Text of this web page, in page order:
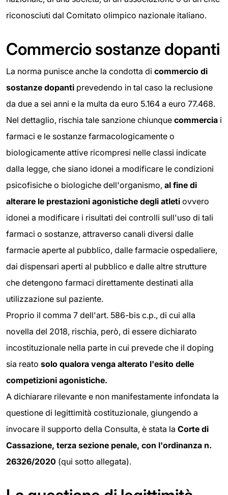
riconosciuti dal Comitato olimpico nazionale italiano.
Commercio sostanze dopanti
La norma punisce anche la condotta di commercio di
sostanze dopanti prevedendo in tal caso la reclusione
da due a sei anni e la multa da euro 5.164 a euro 77.468.
Nel dettaglio, rischia tale sanzione chiunque commercia i
farmaci e le sostanze farmacologicamente o
biologicamente attive ricompresi nelle classi indicate
dalla legge, che siano idonei a modificare le condizioni
psicofisiche o biologiche dell'organismo, al fine di
alterare le prestazioni agonistiche degli atleti ovvero
idonei a modificare i risultati dei controlli sull'uso di tali
farmaci o sostanze, attraverso canali diversi dalle
farmacie aperte al pubblico, dalle farmacie ospedaliere,
dai dispensari aperti al pubblico e dalle altre strutture
che detengono farmaci direttamente destinati alla
utilizzazione sul paziente.
Proprio il comma 7 dell'art. 586-bis c.p., di cui alla
novella del 2018, rischia, però, di essere dichiarato
incostituzionale nella parte in cui prevede che il doping
sia reato solo qualora venga alterato l'esito delle
competizioni agonistiche.
A dichiarare rilevante e non manifestamente infondata la
questione di legittimità costituzionale, giungendo a
invocare il supporto della Consulta, è stata la Corte di
Cassazione, terza sezione penale, con l'ordinanza n.
26326/2020 (qui sotto allegata).